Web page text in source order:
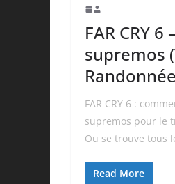
FAR CRY 6
supremos
FAR CRY 6 :
supremos pour le
Ou se trouve tous
Read More